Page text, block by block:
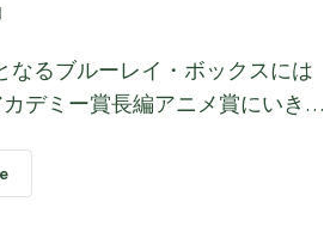
なるブルーレイ・ボックスには
デミー賞長編アニメ賞にいき…